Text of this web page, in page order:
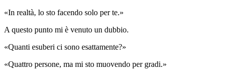
«In realtà, lo sto facendo solo per te.»
A questo punto mi è venuto un dubbio.
«Quanti esuberi ci sono esattamente?»
«Quattro persone, ma mi sto muovendo per gradi.»